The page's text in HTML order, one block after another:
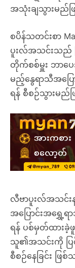
အသုံးချသွားမည်
စပိန်သတင်းစာ
ပူးလ်အသင်းသည်
တိုက်စစ်မှူး ဘာပေ
မည့်နွေရာသီအပြ
ရန် စီစဉ်သွားမည်
လီဗာပူးလ်အသင်း
အပြောင်းအရွှေ့
ရန် ပစ်မှတ်ထားခဲ့
သူ၏အသင်းကို ပြ
စီစဉ်နေခြင်း ဖြ